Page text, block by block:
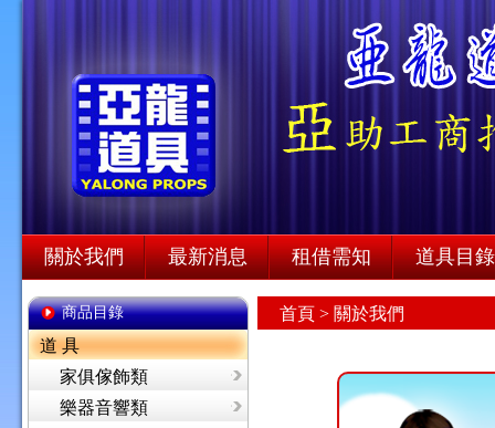
關於我們 最新消息 租借需知 道具目錄
商品目錄
道 具
家俱傢飾類
樂器音響類
首頁 > 關於我們